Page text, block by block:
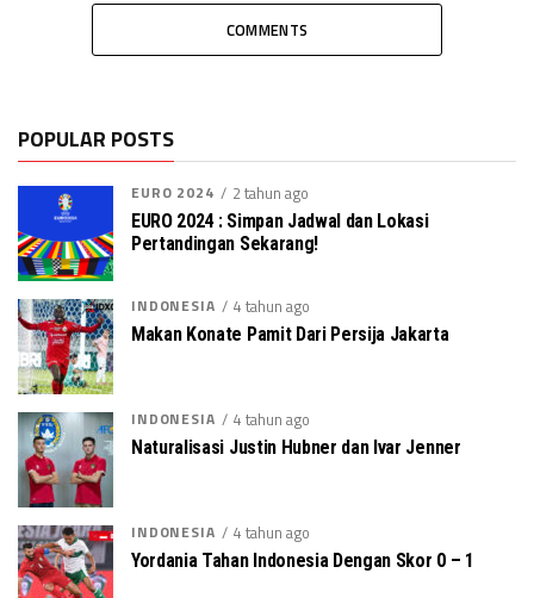
COMMENTS
POPULAR POSTS
EURO 2024 2 tahun ago
EURO 2024 : Simpan Jadwal dan Lokasi
Pertandingan Sekarang!
INDONESIA 4 tahun ago
Makan Konate Pamit Dari Persija Jakarta
INDONESIA 4 tahun ago
Naturalisasi Justin Hubner dan Ivar Jenner
INDONESIA 4 tahun ago
Yordania Tahan Indonesia Dengan Skor 0 – 1